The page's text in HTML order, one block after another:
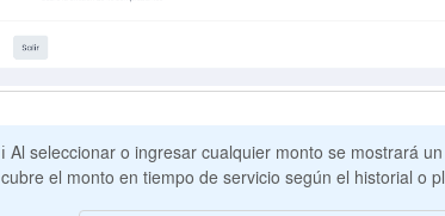
ℹ️ Al seleccionar o ingresar cualquier monto se mostrará
cubre el monto en tiempo de servicio según el historial o